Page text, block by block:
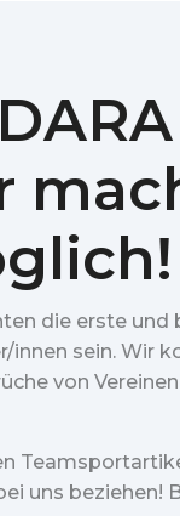
die erste und
innen sein. Wir
von
uns beziehen!